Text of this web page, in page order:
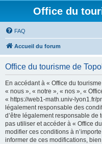
Office du
FAQ
Accueil du forum
Office du tourisme de
En accédant à « Office du
« nous », « notre », « nos », «
« https://web1-math.univ-lyon1.fr/
légalement responsable des
d’être légalement responsable
pas utiliser et accéder à « Office
modifier ces conditions à
informer de ces modifications,